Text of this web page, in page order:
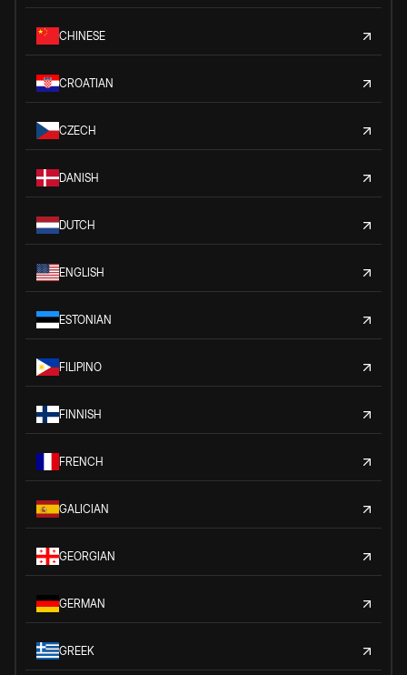
CHINESE
CROATIAN
CZECH
DANISH
DUTCH
ENGLISH
ESTONIAN
FILIPINO
FINNISH
FRENCH
GALICIAN
GEORGIAN
GERMAN
GREEK